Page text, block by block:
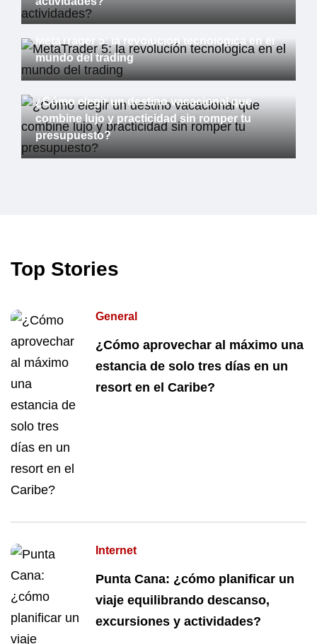
Internet
MetaTrader 5: la revolución tecnológica en el
mundo del trading
Internet
¿Cómo elegir un destino vacacional que
combine lujo y practicidad sin romper tu
presupuesto?
Top Stories
General
¿Cómo aprovechar al máximo una
estancia de solo tres días en un
resort en el Caribe?
Internet
Punta Cana: ¿cómo planificar un
viaje equilibrando descanso,
excursiones y actividades?